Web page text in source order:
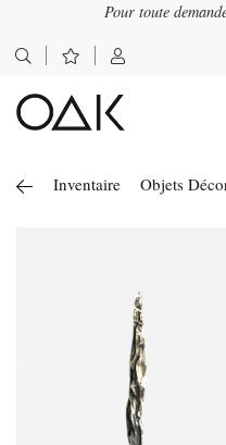
Pour toute
Rechercher :
Inventaire Objets